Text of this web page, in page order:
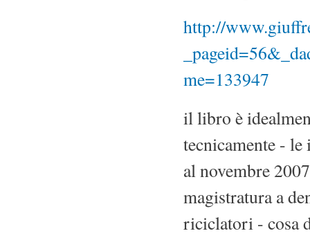
http://
me=133947
il libro è
tecnicamente -
al novembre
magistratura a
riciclatori - cosa